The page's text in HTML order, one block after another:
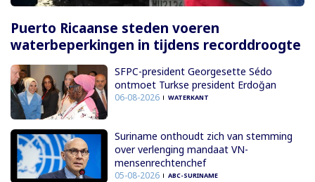
Puerto Ricaanse steden voeren
waterbeperkingen in tijdens recorddroogte
SFPC-president Georgesette Sédo
ontmoet Turkse president Erdoğan
06-08-2026 WATERKANT
Suriname onthoudt zich van stemming
over verlenging mandaat VN-
mensenrechtenchef
05-08-2026 ABC-SURINAME